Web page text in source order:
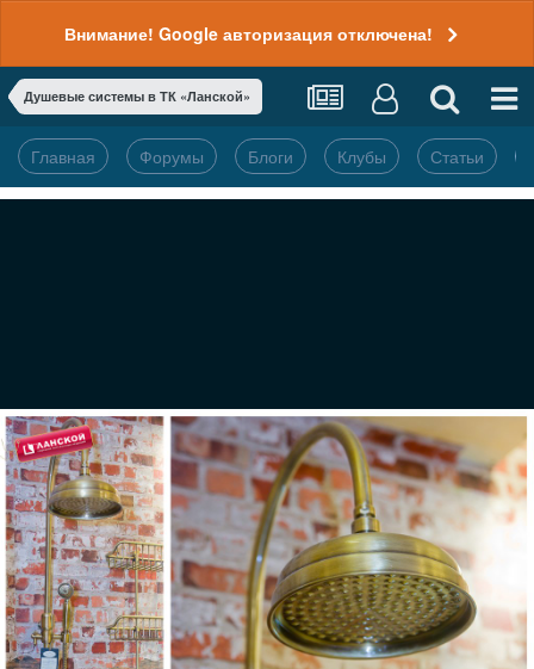
Внимание! Google авторизация отключена!
Душевые системы в ТК «Ланской»
Главная Форумы Блоги Клубы Статьи